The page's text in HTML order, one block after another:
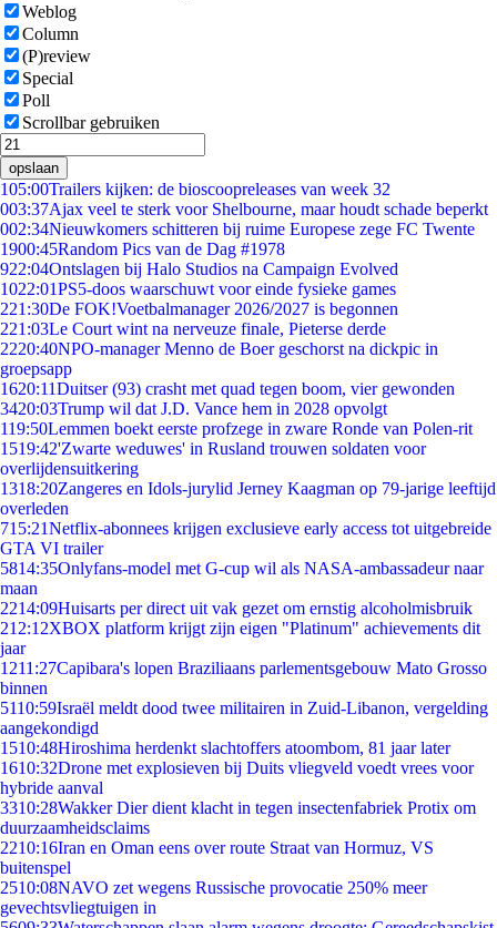
Weblog
Column
(P)review
Special
Poll
Scrollbar gebruiken
opslaan
105:00Trailers kijken: de bioscoopreleases van week 32
003:37Ajax veel te sterk voor Shelbourne, maar houdt schade beperkt
002:34Nieuwkomers schitteren bij ruime Europese zege FC Twente
1900:45Random Pics van de Dag #1978
922:04Ontslagen bij Halo Studios na Campaign Evolved
1022:01PS5-doos waarschuwt voor einde fysieke games
221:30De FOK!Voetbalmanager 2026/2027 is begonnen
221:03Le Court wint na nerveuze finale, Pieterse derde
2220:40NPO-manager Menno de Boer geschorst na dickpic in
groepsapp
1620:11Duitser (93) crasht met quad tegen boom, vier gewonden
3420:03Trump wil dat J.D. Vance hem in 2028 opvolgt
119:50Lemmen boekt eerste profzege in zware Ronde van Polen-rit
1519:42'Zwarte weduwes' in Rusland trouwen soldaten voor
overlijdensuitkering
1318:20Zangeres en Idols-jurylid Jerney Kaagman op 79-jarige leeftijd
overleden
715:21Netflix-abonnees krijgen exclusieve early access tot uitgebreide
GTA VI trailer
5814:35Onlyfans-model met G-cup wil als NASA-ambassadeur naar
maan
2214:09Huisarts per direct uit vak gezet om ernstig alcoholmisbruik
212:12XBOX platform krijgt zijn eigen "Platinum" achievements dit
jaar
1211:27Capibara's lopen Braziliaans parlementsgebouw Mato Grosso
binnen
5110:59Israël meldt dood twee militairen in Zuid-Libanon, vergelding
aangekondigd
1510:48Hiroshima herdenkt slachtoffers atoombom, 81 jaar later
1610:32Drone met explosieven bij Duits vliegveld voedt vrees voor
hybride aanval
3310:28Wakker Dier dient klacht in tegen insectenfabriek Protix om
duurzaamheidsclaims
2210:16Iran en Oman eens over route Straat van Hormuz, VS
buitenspel
2510:08NAVO zet wegens Russische provocatie 250% meer
gevechtsvliegtuigen in